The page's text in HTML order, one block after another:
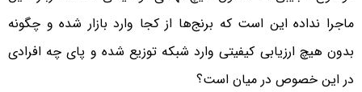
ماجرا نداده این است که برنج‌ها از کجا وارد بازار شده و چگونه
بدون هیچ ارزیابی کیفیتی وارد شبکه توزیع شده و پای چه افرادی
در این خصوص در میان است؟